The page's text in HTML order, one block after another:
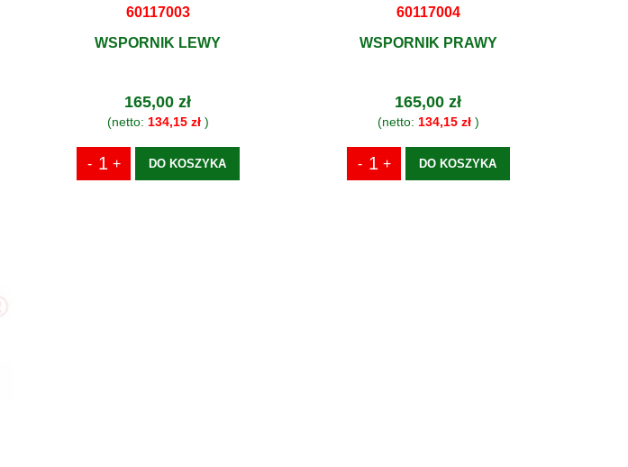
60117003
WSPORNIK LEWY
165,00 zł
(netto: 134,15 zł)
DO KOSZYKA
60117004
WSPORNIK PRAWY
165,00 zł
(netto: 134,15 zł)
DO KOSZYKA